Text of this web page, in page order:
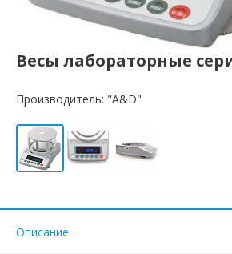
Весы лабораторные
Производитель: "A&D"
Описание